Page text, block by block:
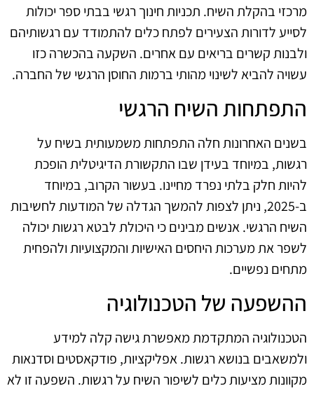
מרכזי בהקלת השיח. תכניות חינוך רגשי בבתי ספר יכולות
לסייע לדורות הצעירים לפתח כלים להתמודד עם רגשותיהם
ולבנות קשרים בריאים עם אחרים. השקעה בהכשרה כזו
עשויה להביא לשינוי מהותי ברמות החוסן הרגשי של החברה.
התפתחות השיח הרגשי
בשנים האחרונות חלה התפתחות משמעותית בשיח על
רגשות, במיוחד בעידן שבו התקשורת הדיגיטלית הופכת
להיות חלק בלתי נפרד מחיינו. בעשור הקרוב, במיוחד
ב-2025, ניתן לצפות להמשך הגדלה של המודעות לחשיבות
השיח הרגשי. אנשים מבינים כי היכולת לבטא רגשות יכולה
לשפר את מערכות היחסים האישיות והמקצועיות ולהפחית
מתחים נפשיים.
ההשפעה של הטכנולוגיה
הטכנולוגיה המתקדמת מאפשרת גישה קלה למידע
ולמשאבים בנושא רגשות. אפליקציות, פודקאסטים וסדנאות
מקוונות מציעות כלים לשיפור השיח על רגשות. השפעה זו לא